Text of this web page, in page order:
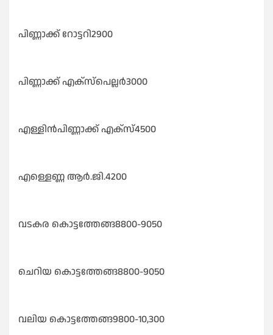
പിണ്ണാക്ക് റോട്ടറി2900
പിണ്ണാക്ക് എക്സ്പെല്ലർ3000
എള്ളിൻപിണ്ണാക്ക് എക്സ്4500
എള്ളെണ്ണ ആർ.ജി.4200
വടകര കൊട്ടത്തേങ്ങ8800-9050
ചെറിയ കൊട്ടത്തേങ്ങ8800-9050
വലിയ കൊട്ടത്തേങ്ങ9800-10,300